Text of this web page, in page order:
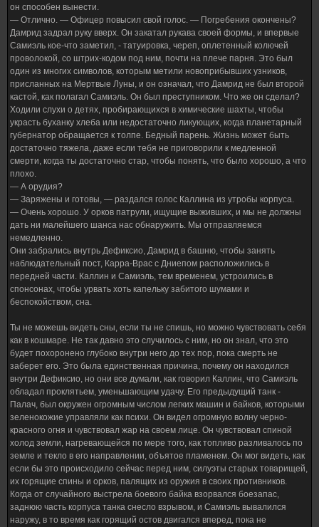
он способен вынести.
— Отлично. — Офицер повысил свой голос. — Погребения окончены?
Дамрид задрал руку вверх. Он закатал рукава своей формы, и впервые
Самиэль кое-что заметил, - татуировка, череп, оплетенный колючей
проволокой, со штрих-кодом под ним, почти на плече парня. Это был
один из многих символов, которым метили новоприбывших узников,
присланных на Мертвые Луны, и он означал, что Дамрид не был второй
кастой, как полагал Самиэль. Он был преступником. Что же он сделал?
Ходили слухи о детях, пробирающихся в химические шахты, чтобы
украсть буханку хлеба или недостаточно ликующих, когда планетарный
губернатор обращается к толпе. Бедный парень. Жизнь может быть
достаточно тяжела, даже если тебя не приговорили к медленной
смерти, когда ты достаточно стар, чтобы понять, что было хорошо, а что
плохо.
— А орудия?
— Заряжены и готовы, — раздался голос Каллина из утробы корпуса.
— Очень хорошо. У орков патрули, ищущие выживших, и мы не должны
дать ни малейшего шанса нас обнаружить. Мы отправляемся
немедленно.
Они забрались внутрь Дефиксио, Дамрид в башню, чтобы занять
наблюдательный пост, Карра-Врас с Дниепом расположились в
передней части. Каллин и Самиэль, тем временем, устроились в
спонсонах, чтобы урвать хоть капельку забитого шумами и
беспокойством, сна.
Ты не можешь видеть сны, если ты не спишь, но можно чувствовать себя
как в кошмаре. Не так давно это случилось с ним, но он знал, что это
будет похоронено глубоко внутри него до тех пор, пока смерть не
заберет его. Это была единственная причина, почему он находился
внутри Дефиксио, но они все думали, как говорил Каллин, что Самиэль
обладал проклятьем, уменьшающим удачу. Его предыдущий танк -
Палач, был окружен огромным числом легких машин и байков, которыми
зеленокожие управляли как психи. Он видел огромную волну черно-
красного огня и чувствовал жар на своем лице. Он чувствовал спиной
холод земли, нагревающейся по мере того, как топливо разливалось по
земле и текло в его направлении, объятое пламенем. Он мог видеть, как
если бы это происходило сейчас перед ним, силуэты старых товарищей,
их горящие спины и орков, палящих из оружия в своих противников.
Когда от случайного выстрела боевого байка взорвался боезапас,
заднюю часть корпуса танка снесло взрывом, и Самиэль вывалился
наружу, в то время как горящий остов двигался вперед, пока не